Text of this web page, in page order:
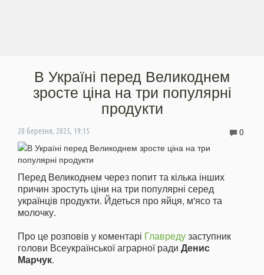
В Україні перед Великоднем
зросте ціна на три популярні
продукти
20 березня, 2025, 19:15 0
Перед Великоднем через попит та кілька інших
причин зростуть ціни на три популярні серед
українців продукти. Йдеться про яйця, м'ясо та
молочку.
Про це розповів у коментарі Главредузаступник
голови Всеукраїнської аграрної ради Денис
Марчук.